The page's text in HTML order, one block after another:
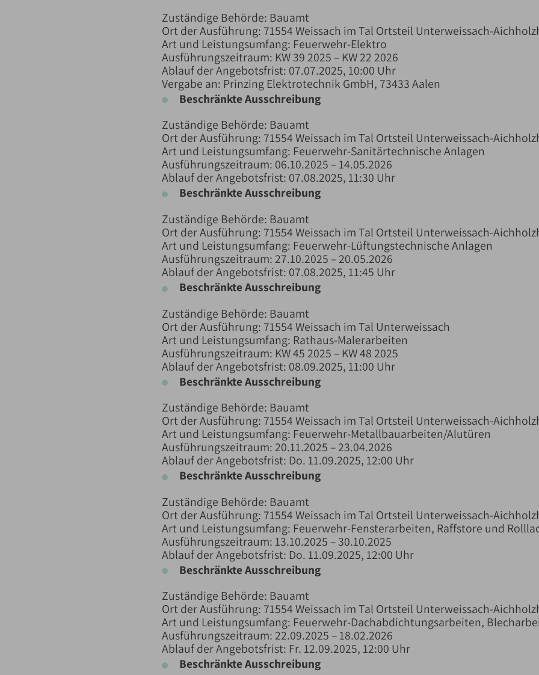
Zuständige Behörde: Bauamt
Ort der Ausführung: 71554 Weissach im Tal Ortsteil Unterweissach-
Art und Leistungsumfang: Feuerwehr-Elektro
Ausführungszeitraum: KW 39 2025 – KW 22 2026
Ablauf der Angebotsfrist: 07.07.2025, 10:00 Uhr
Vergabe an: Prinzing Elektrotechnik GmbH, 73433 Aalen
Beschränkte Ausschreibung
Zuständige Behörde: Bauamt
Ort der Ausführung: 71554 Weissach im Tal Ortsteil Unterweissach-
Art und Leistungsumfang: Feuerwehr-Sanitärtechnische Anlagen
Ausführungszeitraum: 06.10.2025 – 14.05.2026
Ablauf der Angebotsfrist: 07.08.2025, 11:30 Uhr
Beschränkte Ausschreibung
Zuständige Behörde: Bauamt
Ort der Ausführung: 71554 Weissach im Tal Ortsteil Unterweissach-
Art und Leistungsumfang: Feuerwehr-Lüftungstechnische Anlagen
Ausführungszeitraum: 27.10.2025 – 20.05.2026
Ablauf der Angebotsfrist: 07.08.2025, 11:45 Uhr
Beschränkte Ausschreibung
Zuständige Behörde: Bauamt
Ort der Ausführung: 71554 Weissach im Tal Unterweissach
Art und Leistungsumfang: Rathaus-Malerarbeiten
Ausführungszeitraum: KW 45 2025 – KW 48 2025
Ablauf der Angebotsfrist: 08.09.2025, 11:00 Uhr
Beschränkte Ausschreibung
Zuständige Behörde: Bauamt
Ort der Ausführung: 71554 Weissach im Tal Ortsteil Unterweissach-
Art und Leistungsumfang: Feuerwehr-Metallbauarbeiten/Alutüren
Ausführungszeitraum: 20.11.2025 – 23.04.2026
Ablauf der Angebotsfrist: Do. 11.09.2025, 12:00 Uhr
Beschränkte Ausschreibung
Zuständige Behörde: Bauamt
Ort der Ausführung: 71554 Weissach im Tal Ortsteil Unterweissach-
Art und Leistungsumfang: Feuerwehr-Fensterarbeiten, Raffstore und
Ausführungszeitraum: 13.10.2025 – 30.10.2025
Ablauf der Angebotsfrist: Do. 11.09.2025, 12:00 Uhr
Beschränkte Ausschreibung
Zuständige Behörde: Bauamt
Ort der Ausführung: 71554 Weissach im Tal Ortsteil Unterweissach-
Art und Leistungsumfang: Feuerwehr-Dachabdichtungsarbeiten,
Ausführungszeitraum: 22.09.2025 – 18.02.2026
Ablauf der Angebotsfrist: Fr. 12.09.2025, 12:00 Uhr
Beschränkte Ausschreibung